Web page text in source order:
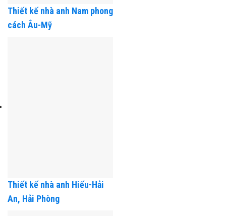
Thiết kế nhà anh Nam phong
cách Âu-Mỹ
Thiết kế nhà anh Hiếu-Hải
An, Hải Phòng